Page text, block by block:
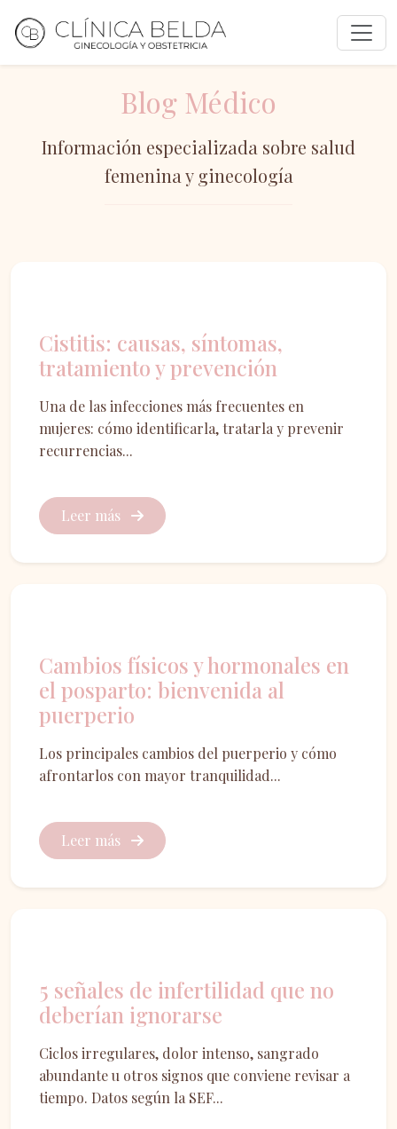
Blog Médico
Información especializada sobre salud
femenina y ginecología
Cistitis: causas, síntomas,
tratamiento y prevención
Una de las infecciones más frecuentes en
mujeres: cómo identificarla, tratarla y prevenir
recurrencias...
Leer más
Cambios físicos y hormonales en
el posparto: bienvenida al
puerperio
Los principales cambios del puerperio y cómo
afrontarlos con mayor tranquilidad...
Leer más
5 señales de infertilidad que no
deberían ignorarse
Ciclos irregulares, dolor intenso, sangrado
abundante u otros signos que conviene revisar a
tiempo. Datos según la SEF...